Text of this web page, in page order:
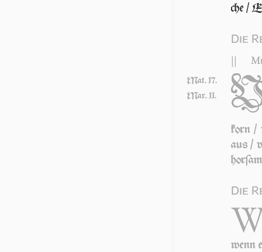
che /
Die
||
Mat. 17.
Mar. 11.
korn /
aus /
Die
wenn